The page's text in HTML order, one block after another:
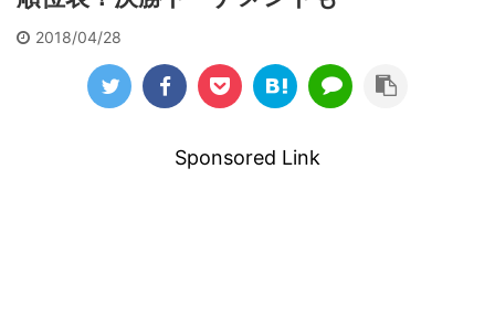
2018/04/28
Sponsored Link